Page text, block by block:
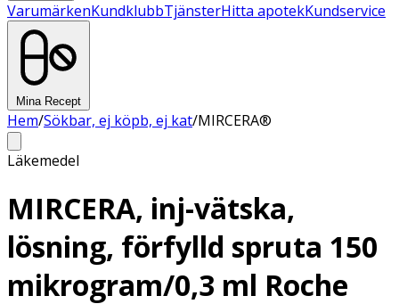
VarumärkenKundklubbTjänsterHitta apotekKundservice
Mina Recept
Hem/Sökbar, ej köpb, ej kat/MIRCERA®
Läkemedel
MIRCERA, inj-vätska,
lösning, förfylld spruta 150
mikrogram/0,3 ml Roche